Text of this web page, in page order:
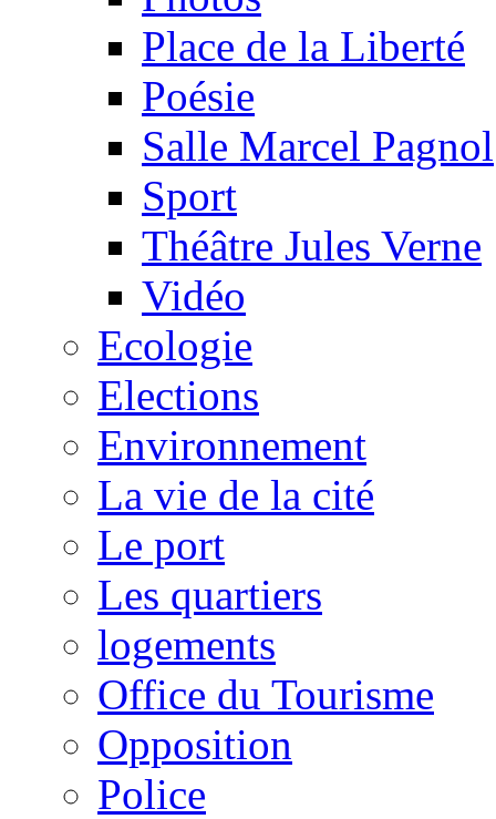
Place de la Liberté
Poésie
Salle Marcel Pagnol
Sport
Théâtre Jules Verne
Vidéo
Ecologie
Elections
Environnement
La vie de la cité
Le port
Les quartiers
logements
Office du Tourisme
Opposition
Police